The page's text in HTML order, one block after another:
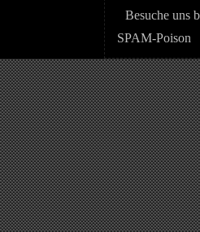
Besuche uns
SPAM-Poison